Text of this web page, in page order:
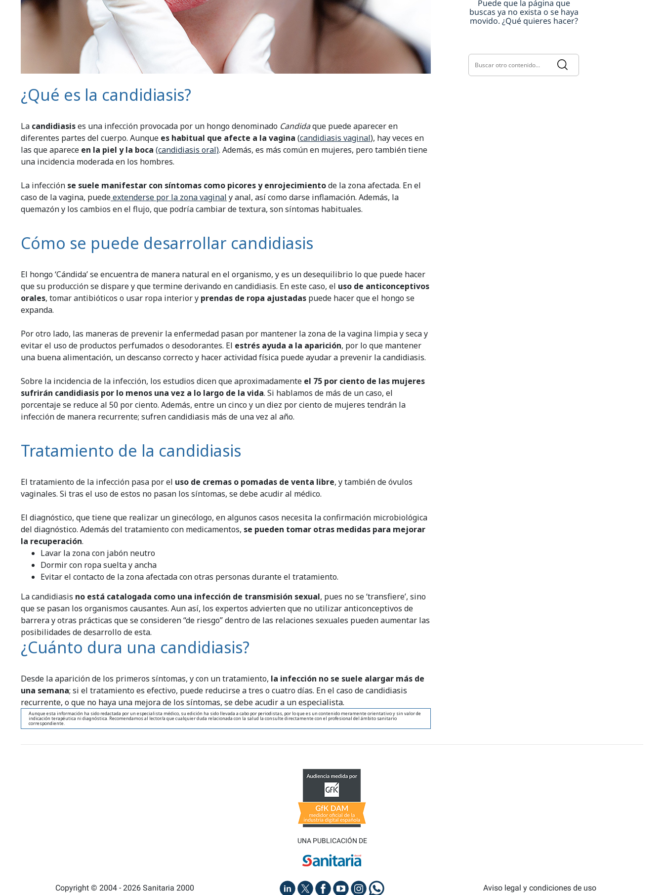
¿Qué es la candidiasis?
La candidiasises una infección provocada por un hongo denominado Candidaque puede aparecer en
diferentes partes del cuerpo. Aunque es habitual que afecte a la vagina (candidiasis vaginal), hay veces en
las que aparece en la piel y la boca (candidiasis oral). Además, es más común en mujeres, pero también tiene
una incidencia moderada en los hombres.
La infección se suele manifestar con síntomas como picores y enrojecimientode la zona afectada. En el
caso de la vagina, puedeextenderse por la zona vaginal y anal, así como darse inflamación. Además, la
quemazón y los cambios en el flujo, que podría cambiar de textura, son síntomas habituales.
Cómo se puede desarrollar candidiasis
El hongo ‘Cándida’ se encuentra de manera natural en el organismo, y es un desequilibrio lo que puede hacer
que su producción se dispare y que termine derivando en candidiasis. En este caso, el uso de anticonceptivos
orales, tomar antibióticos o usar ropa interior y prendas de ropa ajustadas puede hacer que el hongo se
expanda.
Por otro lado, las maneras de prevenir la enfermedad pasan por mantener la zona de la vagina limpia y seca y
evitar el uso de productos perfumados o desodorantes. El estrés ayuda a la aparición, por lo que mantener
una buena alimentación, un descanso correcto y hacer actividad física puede ayudar a prevenir la candidiasis.
Sobre la incidencia de la infección, los estudios dicen que aproximadamente el 75 por ciento de las mujeres
sufrirán candidiasis por lo menos una vez a lo largo de la vida. Si hablamos de más de un caso, el
porcentaje se reduce al 50 por ciento. Además, entre un cinco y un diez por ciento de mujeres tendrán la
infección de manera recurrente; sufren candidiasis más de una vez al año.
Tratamiento de la candidiasis
El tratamiento de la infección pasa por el uso de cremas o pomadas de venta libre, y también de óvulos
vaginales. Si tras el uso de estos no pasan los síntomas, se debe acudir al médico.
El diagnóstico, que tiene que realizar un ginecólogo, en algunos casos necesita la confirmación microbiológica
del diagnóstico. Además del tratamiento con medicamentos, se pueden tomar otras medidas para mejorar
la recuperación.
Lavar la zona con jabón neutro
Dormir con ropa suelta y ancha
Evitar el contacto de la zona afectada con otras personas durante el tratamiento.
La candidiasis no está catalogada como una infección de transmisión sexual, pues no se ‘transfiere’, sino
que se pasan los organismos causantes. Aun así, los expertos advierten que no utilizar anticonceptivos de
barrera y otras prácticas que se consideren “de riesgo” dentro de las relaciones sexuales pueden aumentar las
posibilidades de desarrollo de esta.
¿Cuánto dura una candidiasis?
Desde la aparición de los primeros síntomas, y con un tratamiento, la infección no se suele alargar más de
una semana; si el tratamiento es efectivo, puede reducirse a tres o cuatro días. En el caso de candidiasis
recurrente, o que no haya una mejora de los síntomas, se debe acudir a un especialista.
Aunque esta información ha sido redactada por un especialista médico, su edición ha sido llevada a cabo por periodistas, por lo que es un contenido meramente orientativo y sin valor de
indicación terapéutica ni diagnóstica. Recomendamos al lector/a que cualquier duda relacionada con la salud la consulte directamente con el profesional del ámbito sanitario
correspondiente.
UNA PUBLICACIÓN DE
Copyright © 2004 - 2026 Sanitaria 2000 Aviso legal y condiciones de uso